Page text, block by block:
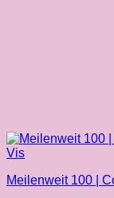
Vis
Meilenweit 100 |